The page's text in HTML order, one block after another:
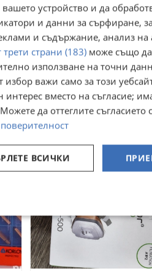
Електрическа нитачка за
попнитове
вчера
50€
97,79лв
устройство и да
и данни за сърфиране,
и съдържание, анализ на
страни (183) може също
използване на точни
избор важи само за този
вместо на съгласие;
да оттеглите съгласието
ВСИЧКИ